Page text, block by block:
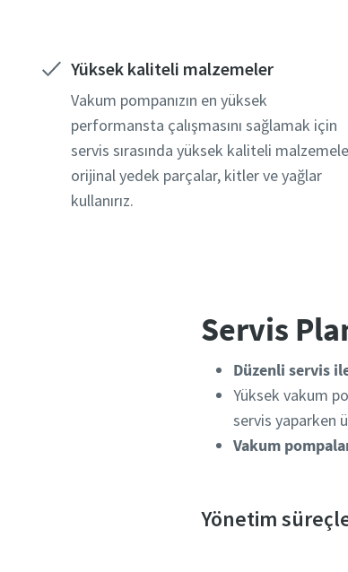
Yüksek kaliteli malzemeler
Vakum pompanızın en yüksek
performansta çalışmasını sağlamak için
servis sırasında yüksek kaliteli
orijinal yedek parçalar, kitler ve yağlar
kullanırız.
Servis
Düzenli servis
Yüksek vakum
servis yaparken
Vakum
Yönetim